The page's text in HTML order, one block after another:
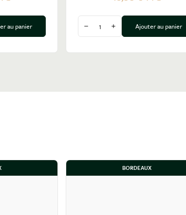
quantité
au panier
Diminuer la quantité
Augmenter la quantité
Ajouter au panier
BORDEAUX